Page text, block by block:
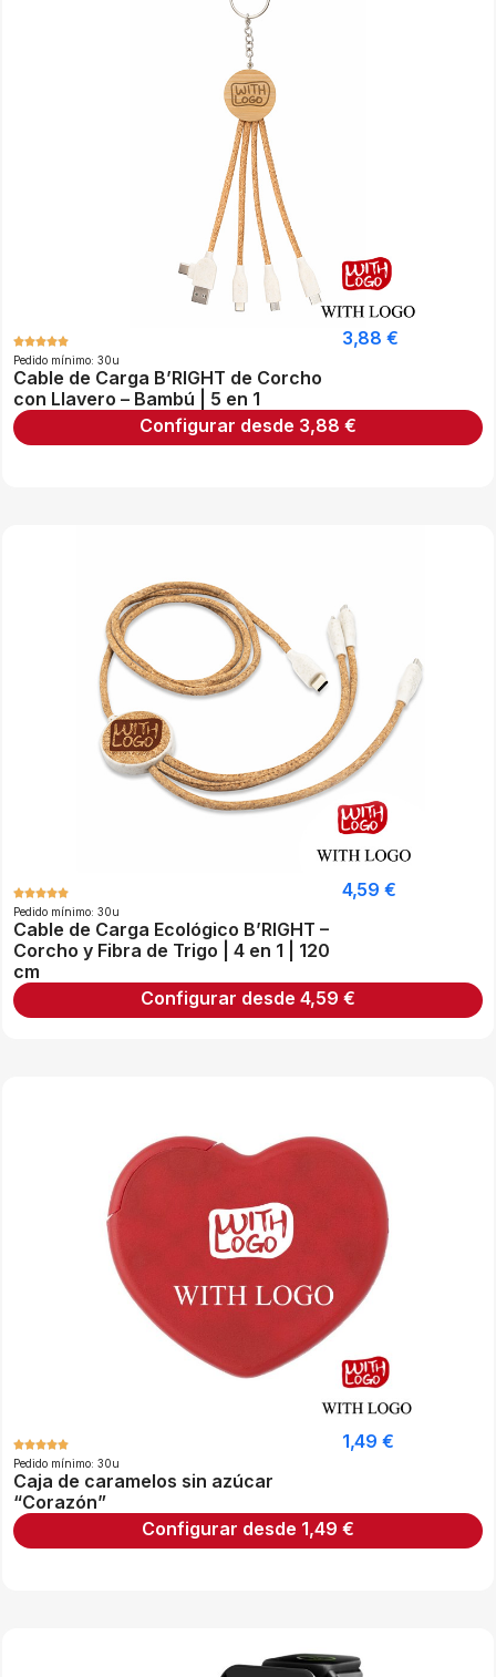
Pedido mínimo: 30u
Cable de Carga B’RIGHT de Corcho
con Llavero – Bambú | 5 en 1
3,88 €
Configurar desde 3,88 €
Pedido mínimo: 30u
Cable de Carga Ecológico B’RIGHT –
Corcho y Fibra de Trigo | 4 en 1 | 120
cm
4,59 €
Configurar desde 4,59 €
Pedido mínimo: 30u
Caja de caramelos sin azúcar
“Corazón”
1,49 €
Configurar desde 1,49 €